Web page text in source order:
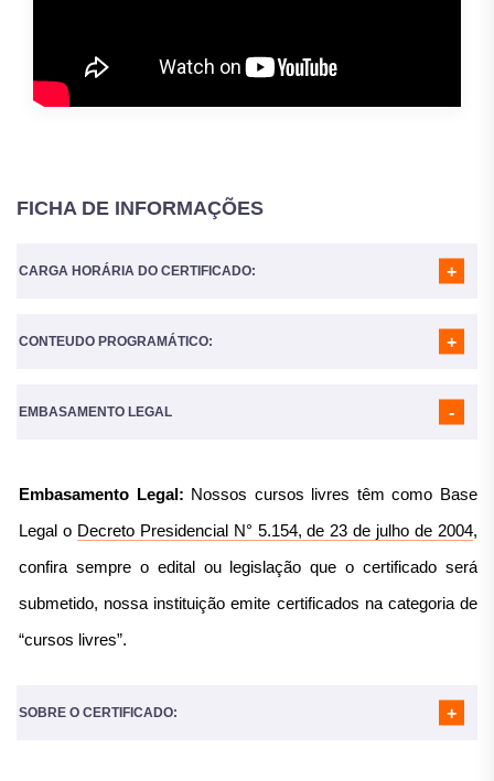
FICHA DE INFORMAÇÕES
CARGA HORÁRIA DO CERTIFICADO:
CONTEUDO PROGRAMÁTICO:
VIDA
MÓDULO 05- NUTRIÇÃO NA INFÂNCIA E ADOLESCÊNCIA
MÓDULO 07- NUTRIÇÃO DO IDOSO
EMBASAMENTO LEGAL
Embasamento Legal: Nossos cursos livres têm como Base
Legal o Decreto Presidencial N° 5.154, de 23 de julho de 2004,
confira sempre o edital ou legislação que o certificado será
submetido, nossa instituição emite certificados na categoria de
“cursos livres”.
SOBRE O CERTIFICADO: